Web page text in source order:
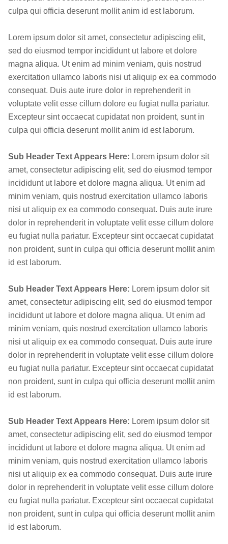
culpa qui officia deserunt mollit anim id est laborum.
Lorem ipsum dolor sit amet, consectetur adipiscing elit,
sed do eiusmod tempor incididunt ut labore et dolore
magna aliqua. Ut enim ad minim veniam, quis nostrud
exercitation ullamco laboris nisi ut aliquip ex ea commodo
consequat. Duis aute irure dolor in reprehenderit in
voluptate velit esse cillum dolore eu fugiat nulla pariatur.
Excepteur sint occaecat cupidatat non proident, sunt in
culpa qui officia deserunt mollit anim id est laborum.
Sub Header Text Appears Here: Lorem ipsum dolor sit
amet, consectetur adipiscing elit, sed do eiusmod tempor
incididunt ut labore et dolore magna aliqua. Ut enim ad
minim veniam, quis nostrud exercitation ullamco laboris
nisi ut aliquip ex ea commodo consequat. Duis aute irure
dolor in reprehenderit in voluptate velit esse cillum dolore
eu fugiat nulla pariatur. Excepteur sint occaecat cupidatat
non proident, sunt in culpa qui officia deserunt mollit anim
id est laborum.
Sub Header Text Appears Here: Lorem ipsum dolor sit
amet, consectetur adipiscing elit, sed do eiusmod tempor
incididunt ut labore et dolore magna aliqua. Ut enim ad
minim veniam, quis nostrud exercitation ullamco laboris
nisi ut aliquip ex ea commodo consequat. Duis aute irure
dolor in reprehenderit in voluptate velit esse cillum dolore
eu fugiat nulla pariatur. Excepteur sint occaecat cupidatat
non proident, sunt in culpa qui officia deserunt mollit anim
id est laborum.
Sub Header Text Appears Here: Lorem ipsum dolor sit
amet, consectetur adipiscing elit, sed do eiusmod tempor
incididunt ut labore et dolore magna aliqua. Ut enim ad
minim veniam, quis nostrud exercitation ullamco laboris
nisi ut aliquip ex ea commodo consequat. Duis aute irure
dolor in reprehenderit in voluptate velit esse cillum dolore
eu fugiat nulla pariatur. Excepteur sint occaecat cupidatat
non proident, sunt in culpa qui officia deserunt mollit anim
id est laborum.